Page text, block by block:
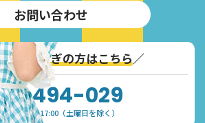
お問い合わせ
料！お急ぎの方はこちら／
494-029
間：9:30~17:00（土曜日を除く）